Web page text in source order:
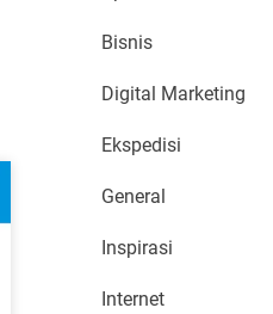
Bisnis
Digital Marketing
Ekspedisi
General
Inspirasi
Internet